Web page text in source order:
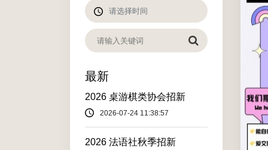
最新
2026 桌游棋类协会招新
2026-07-24 11:38:57
2026 法语社秋季招新